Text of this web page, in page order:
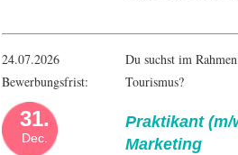
24.07.2026
Bewerbungsfrist:
31.
Dec.
Du suchst im
Tourismus?
Praktikant
Marketing